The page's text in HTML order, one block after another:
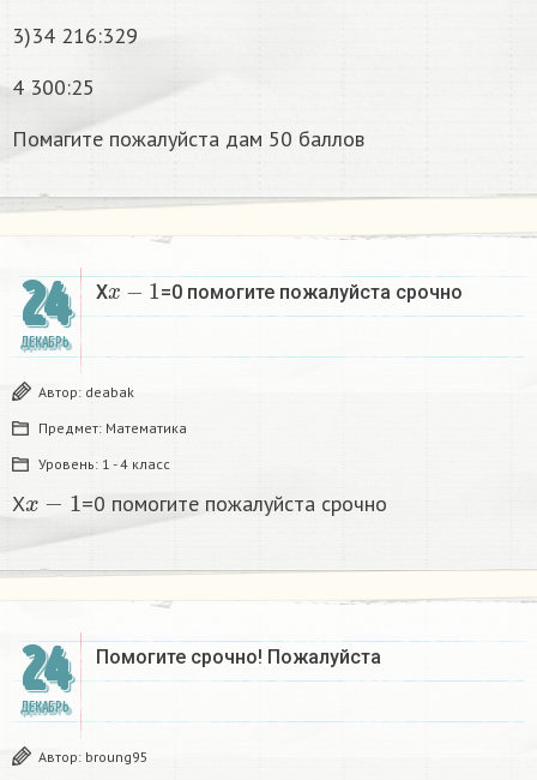
3)34 216:329
4 300:25
Помагите пожалуйста дам 50 баллов
24
ДЕКАБРЬ
X
x−1
=0 помогите пожалуйста срочно
Автор: deabak
Предмет: Математика
Уровень: 1 - 4 класс
X =0 помогите пожалуйста срочно
24
ДЕКАБРЬ
Помогите срочно! Пожалуйста
Автор: broung95